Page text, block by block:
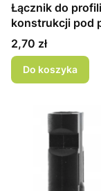
Łącznik do
konstrukcji pod
Cena
2,70 zł
Do koszyka